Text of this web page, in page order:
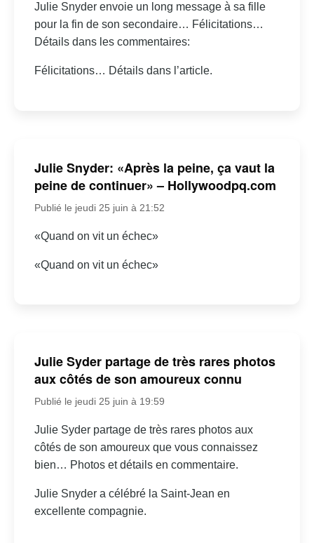
Julie Snyder envoie un long message à sa fille
pour la fin de son secondaire… Félicitations…
Détails dans les commentaires:
Félicitations… Détails dans l’article.
Julie Snyder: «Après la peine, ça vaut la
peine de continuer» – Hollywoodpq.com
Publié le jeudi 25 juin à 21:52
«Quand on vit un échec»
«Quand on vit un échec»
Julie Syder partage de très rares photos
aux côtés de son amoureux connu
Publié le jeudi 25 juin à 19:59
Julie Syder partage de très rares photos aux
côtés de son amoureux que vous connaissez
bien… Photos et détails en commentaire.
Julie Snyder a célébré la Saint-Jean en
excellente compagnie.